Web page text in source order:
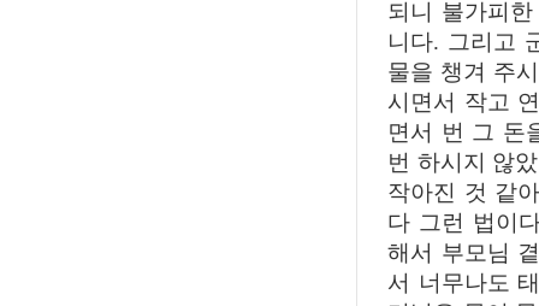
되니 불가피
니다. 그리고
물을 챙겨 주
시면서 작고
면서 번 그 돈
번 하시지 않
작아진 것 같
다 그런 법이
해서 부모님
서 너무나도